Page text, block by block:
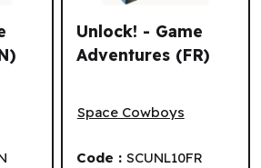
Unlock! - Game
Adventures (FR)
Space Cowboys
Code : SCUNL10FR